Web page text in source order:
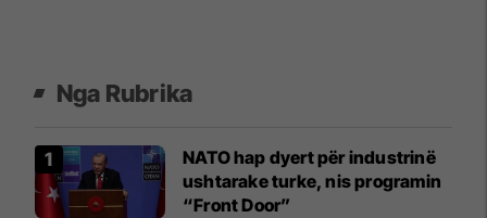
Nga Rubrika
NATO hap dyert për industrinë
ushtarake turke, nis programin
“Front Door”